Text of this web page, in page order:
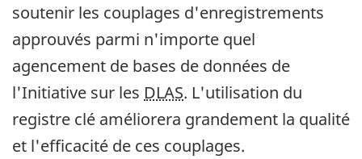
soutenir les couplages d'enregistrements
approuvés parmi n'importe quel
agencement de bases de données de
l'Initiative sur les DLAS. L'utilisation du
registre clé améliorera grandement la qualité
et l'efficacité de ces couplages.